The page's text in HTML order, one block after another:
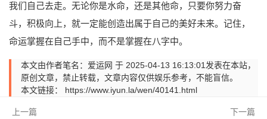
我们自己去走。无论你是水命，还是其他命，只要你努力奋
斗，积极向上，就一定能创造出属于自己的美好未来。记住，
命运掌握在自己手中，而不是掌握在八字中。
本文由作者笔名：爱运网 于 2025-04-13 16:13:01发表在本站，
原创文章，禁止转载，文章内容仅供娱乐参考，不能盲信。
本文链接： https://www.iyun.la/wen/40141.html
上一篇
下一篇